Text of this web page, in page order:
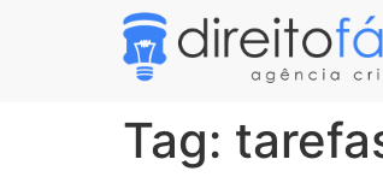
Tag: